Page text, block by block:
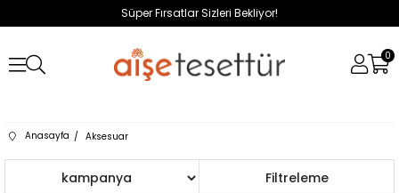
Süper Fırsatlar Sizleri Bekliyor!
0
Anasayfa Aksesuar
Filtreleme
Sıralama